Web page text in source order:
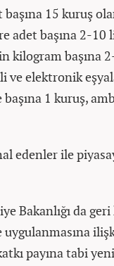
15 kuruş
adet başına 2-
kilogram başına
ve elektronik
başına 1 kuruş,
edenler ile
Bakanlığı da
payına tabi